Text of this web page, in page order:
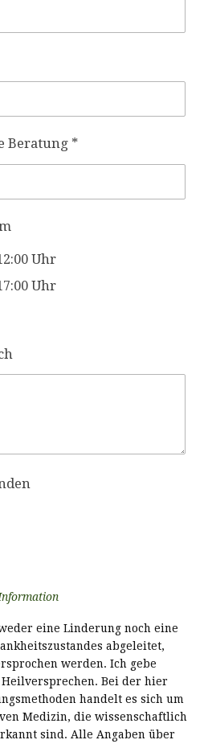
Beratung *
Uhr
Uhr
eine Linderung noch eine
abgeleitet,
werden. Ich gebe
Bei der hier
handelt es sich um
Medizin, die wissenschaftlich
sind. Alle Angaben über